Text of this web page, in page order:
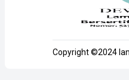
Copyright ©2024